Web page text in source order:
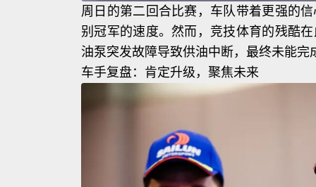
周日的第二回合比赛，车队带着更强的
别冠军的速度。然而，竞技体育的残酷
油泵突发故障导致供油中断，最终未能完
车手复盘：肯定升级，聚焦未来